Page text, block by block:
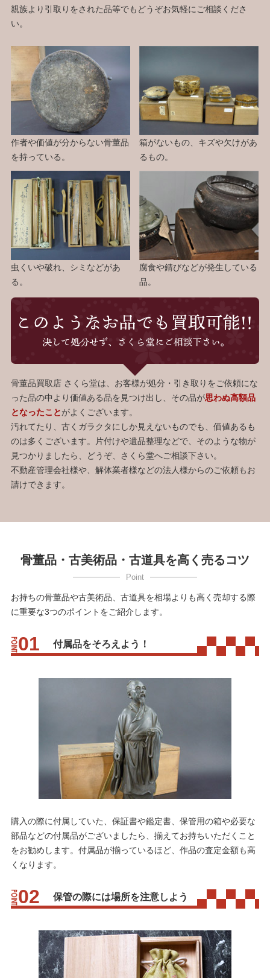
親族より引取りをされた品等でもどうぞお気軽にご相談くださ
い。
作者や価値が分からない骨董品
を持っている。
箱がないもの、キズや欠けがあ
るもの。
虫くいや破れ、シミなどがあ
る。
腐食や錆びなどが発生している
品。
骨董品買取店 さくら堂は、お客様が処分・引き取りをご依頼にな
った品の中より価値ある品を見つけ出し、その品が思わぬ高額品
となったことがよくございます。
汚れてたり、古くガラクタにしか見えないものでも、価値あるも
のは多くございます。片付けや遺品整理などで、そのような物が
見つかりましたら、どうぞ、さくら堂へご相談下さい。
不動産管理会社様や、解体業者様などの法人様からのご依頼もお
請けできます。
骨董品・古美術品・古道具を高く売るコツ
お持ちの骨董品や古美術品、古道具を相場よりも高く売却する際
に重要な3つのポイントをご紹介します。
付属品をそろえよう！
購入の際に付属していた、保証書や鑑定書、保管用の箱や必要な
部品などの付属品がございましたら、揃えてお持ちいただくこと
をお勧めします。付属品が揃っているほど、作品の査定金額も高
くなります。
保管の際には場所を注意しよう